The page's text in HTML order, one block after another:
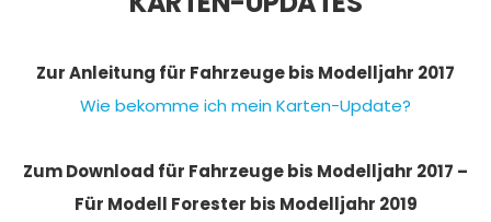
Zur Anleitung für Fahrzeuge bis Modelljahr 2017
Wie bekomme ich mein Karten-Update?
Zum Download für Fahrzeuge bis Modelljahr 2017 –
Für Modell Forester bis Modelljahr 2019